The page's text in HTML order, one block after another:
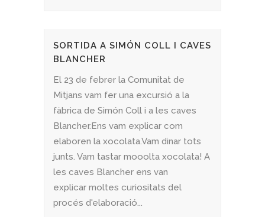
SORTIDA A SIMÓN COLL I CAVES
BLANCHER
El 23 de febrer la Comunitat de
Mitjans vam fer una excursió a la
fàbrica de Simón Coll i a les caves
Blancher.Ens vam explicar com
elaboren la xocolata.Vam dinar tots
junts. Vam tastar mooolta xocolata! A
les caves Blancher ens van
explicar moltes curiositats del
procés d'elaboració...